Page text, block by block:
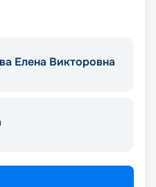
а также двумя
для
Explora Journey.
для маленьких
занятия для
лет. Для детей в
Елена Викторовна